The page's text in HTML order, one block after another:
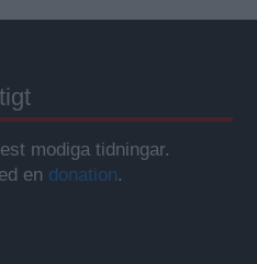
modiga tidningar.
en donation.